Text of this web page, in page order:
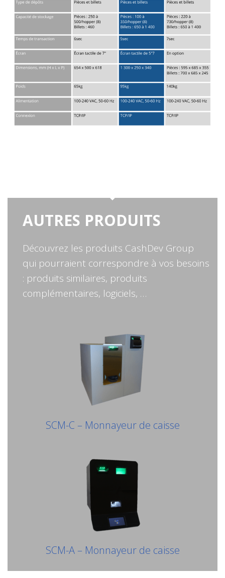
AUTRES PRODUITS
Découvrez les produits CashDev Group
qui pourraient correspondre à vos besoins
: produits similaires, produits
complémentaires, logiciels, …
SCM-C – Monnayeur de caisse
SCM-A – Monnayeur de caisse